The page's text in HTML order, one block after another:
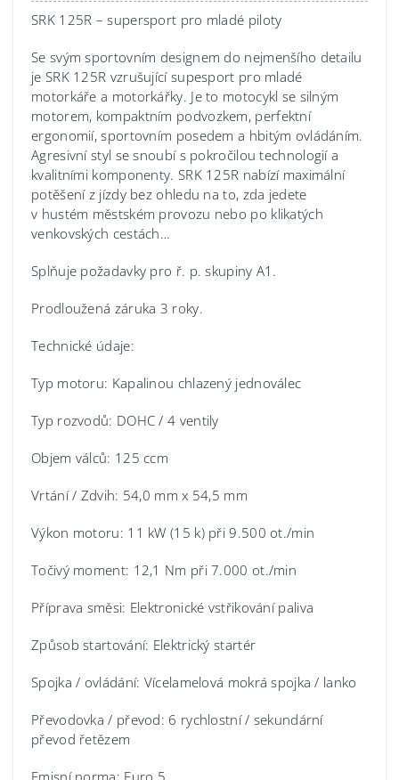
SRK 125R – supersport pro mladé piloty
Se svým sportovním designem do nejmenšího detailu
je SRK 125R vzrušující supesport pro mladé
motorkáře a motorkářky. Je to motocykl se silným
motorem, kompaktním podvozkem, perfektní
ergonomií, sportovním posedem a hbitým ovládáním.
Agresivní styl se snoubí s pokročilou technologií a
kvalitními komponenty. SRK 125R nabízí maximální
potěšení z jízdy bez ohledu na to, zda jedete
v hustém městském provozu nebo po klikatých
venkovských cestách…
Splňuje požadavky pro ř. p. skupiny A1.
Prodloužená záruka 3 roky.
Technické údaje:
Typ motoru: Kapalinou chlazený jednoválec
Typ rozvodů: DOHC / 4 ventily
Objem válců: 125 ccm
Vrtání / Zdvih: 54,0 mm x 54,5 mm
Výkon motoru: 11 kW (15 k) při 9.500 ot./min
Točivý moment: 12,1 Nm při 7.000 ot./min
Příprava směsi: Elektronické vstřikování paliva
Způsob startování: Elektrický startér
Spojka / ovládání: Vícelamelová mokrá spojka / lanko
Převodovka / převod: 6 rychlostní / sekundární
převod řetězem